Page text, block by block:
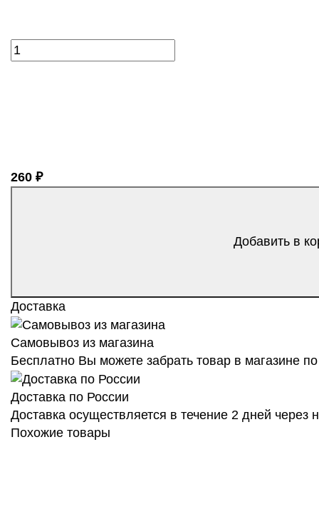
260 ₽
Добавить в
Доставка
Самовывоз из магазина
Бесплатно Вы можете забрать товар в магазине
Доставка по России
Доставка осуществляется в течение 2 дней
Похожие товары